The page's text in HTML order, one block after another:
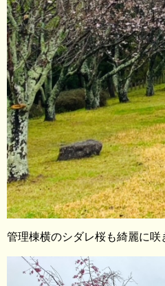
管理棟横のシダレ桜も綺麗に咲